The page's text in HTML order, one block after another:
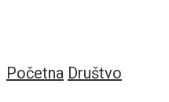
Početna Društvo